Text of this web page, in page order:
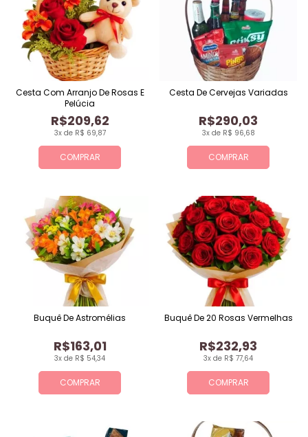
COMPRAR
3x de R$ 69,87
R$209,62
Cesta Com Arranjo De Rosas E
Pelúcia
COMPRAR
3x de R$ 96,68
R$290,03
Cesta De Cervejas Variadas
COMPRAR
3x de R$ 54,34
R$163,01
Buquê De Astromélias
COMPRAR
3x de R$ 77,64
R$232,93
Buquê De 20 Rosas Vermelhas